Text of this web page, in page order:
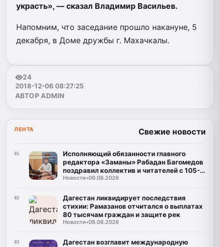
украсть», — сказал Владимир Васильев.
Напомним, что заседание прошло накануне, 5
декабря, в Доме дружбы г. Махачкалы.
24
2018-12-06 08:27:25
АВТОР ADMIN
ЛЕНТА Свежие новости
01
Исполняющий обязанности главного
редактора «Заманы» Рабадан Багомедов
поздравил коллектив и читателей с 105-
летним юбилеем газеты
Новости•09.08.2026
02
Дагестан ликвидирует последствия
стихии: Рамазанов отчитался о выплатах
80 тысячам граждан и защите рек
Новости•08.08.2026
03
Дагестан возглавит международную